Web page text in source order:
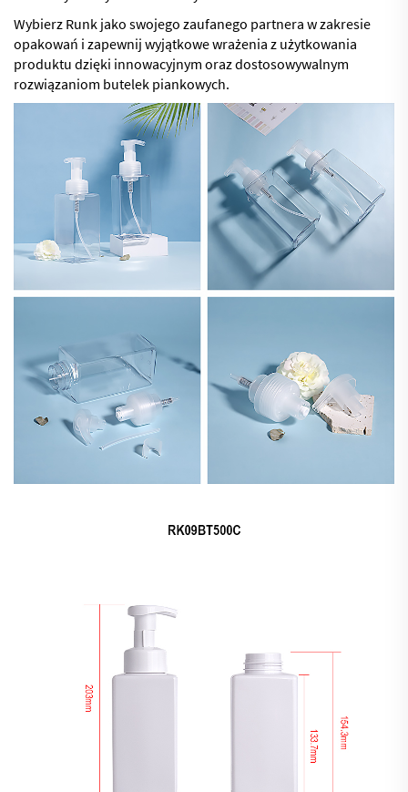
Wybierz Runk jako swojego zaufanego partnera w zakresie
opakowań i zapewnij wyjątkowe wrażenia z użytkowania
produktu dzięki innowacyjnym oraz dostosowywalnym
rozwiązaniom butelek piankowych.